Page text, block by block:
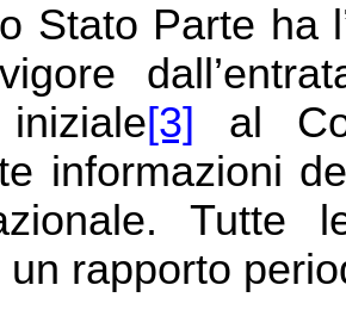
Stato Parte ha
[3]
al
informazioni
Tutte
un rapporto